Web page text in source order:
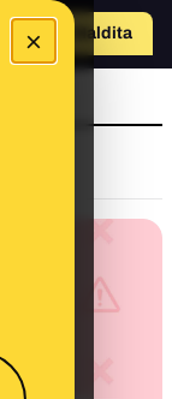
×
Hazte Maldita